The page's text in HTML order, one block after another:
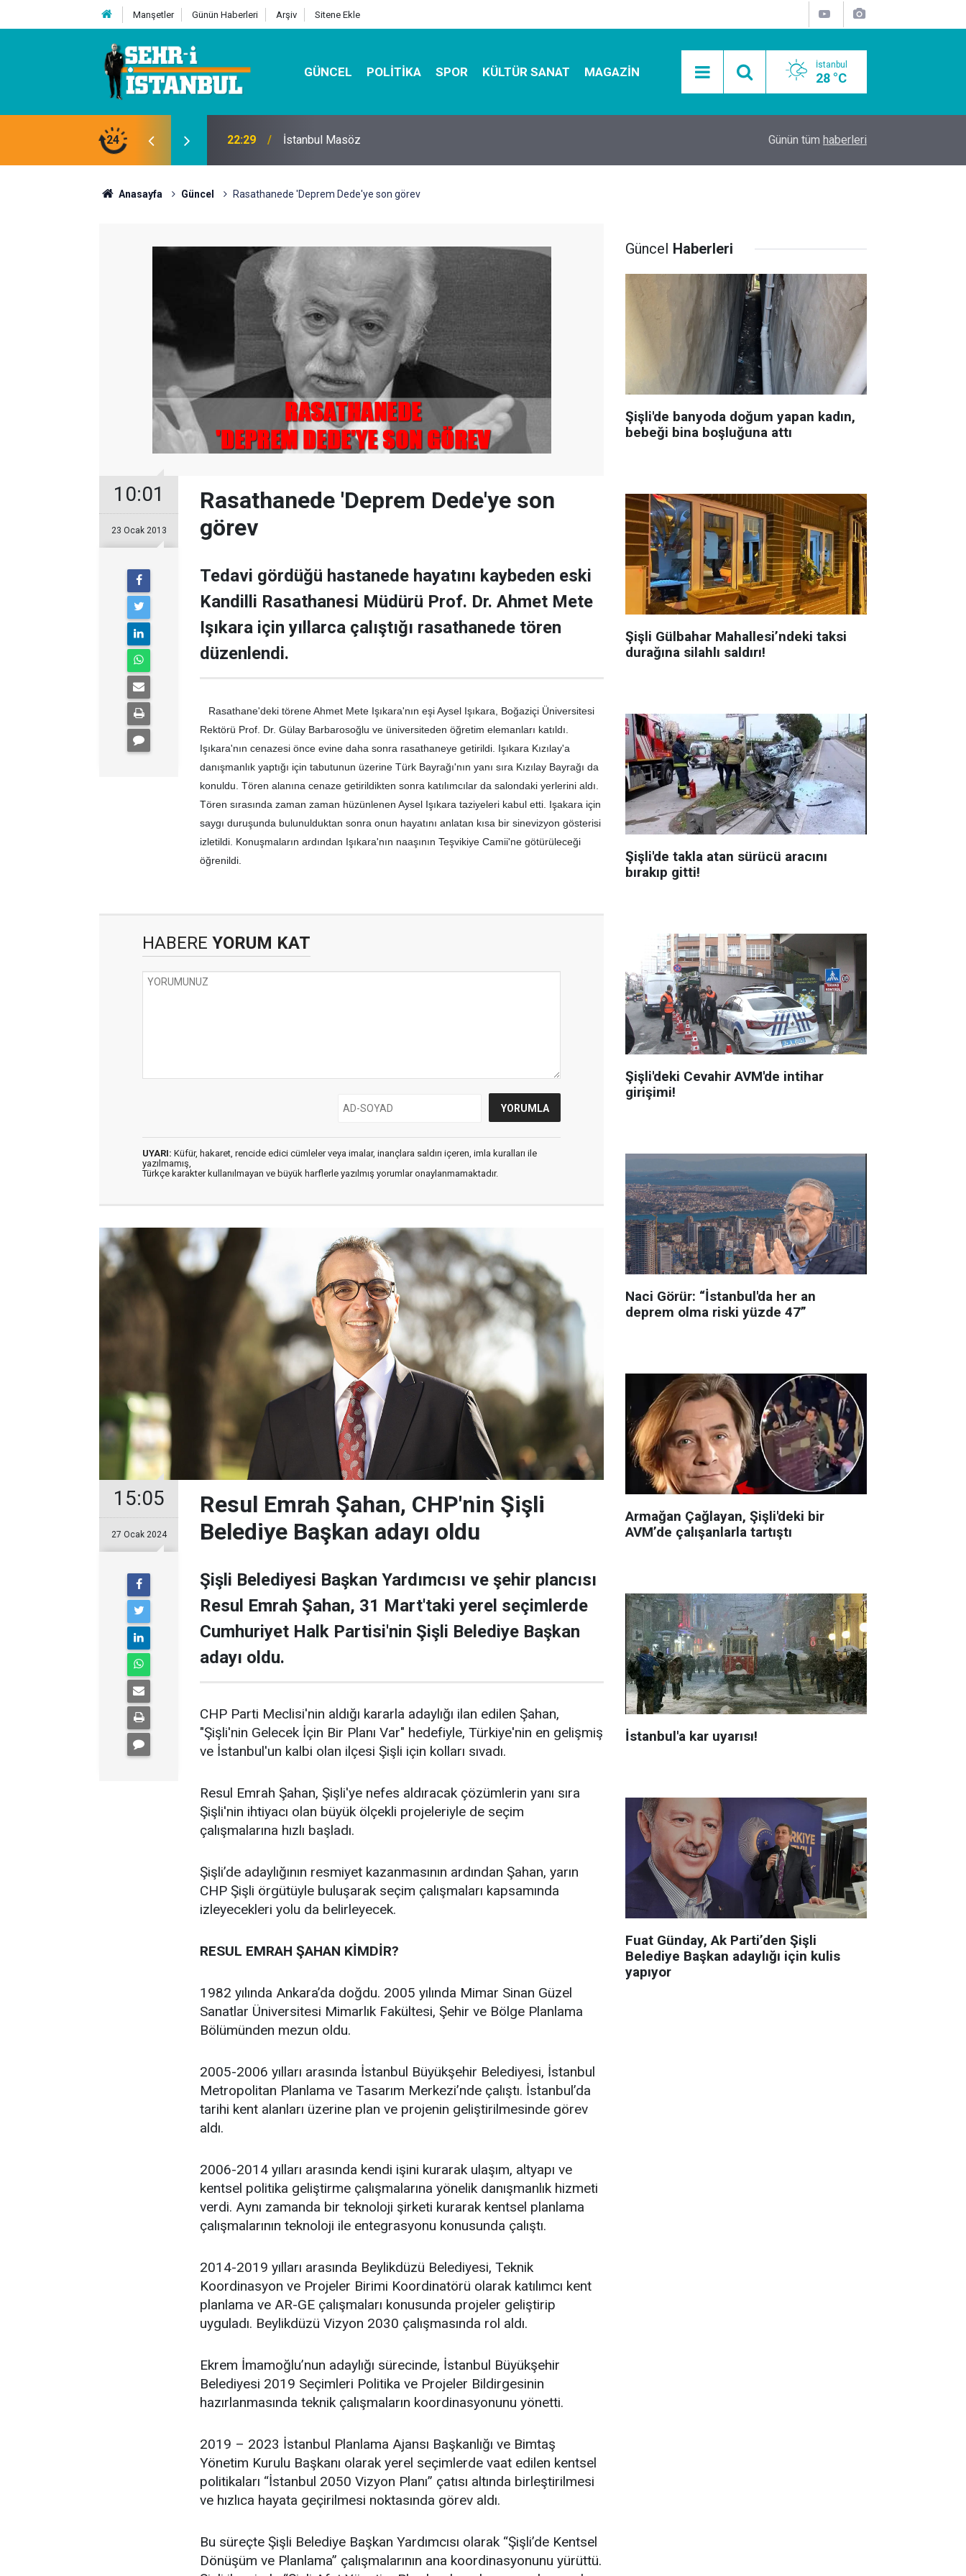
Manşetler Günün Haberleri Arşiv Sitene Ekle
GÜNCEL POLITIKA SPOR KÜLTÜR SANAT MAGAZIN İstanbul
28 °C
24 07:32 Kutu Sihirbazı ile Estetik, Dayanıklı ve Çevre Dostu Ambalaj Mobil Araçlarla Hayır Lokması Dağıtımının
Günün tüm haberleri
Anasayfa Güncel Rasathanede 'Deprem Dede'ye son görev
10:01
23 Ocak 2013
Rasathanede 'Deprem Dede'ye son
görev
Tedavi gördüğü hastanede hayatını kaybeden eski
Kandilli Rasathanesi Müdürü Prof. Dr. Ahmet Mete
Işıkara için yıllarca çalıştığı rasathanede tören
düzenlendi.
Rasathane'deki törene Ahmet Mete Işıkara'nın eşi Aysel Işıkara, Boğaziçi Üniversitesi
Rektörü Prof. Dr. Gülay Barbarosoğlu ve üniversiteden öğretim elemanları katıldı.
Işıkara'nın cenazesi önce evine daha sonra rasathaneye getirildi. Işıkara Kızılay'a
danışmanlık yaptığı için tabutunun üzerine Türk Bayrağı'nın yanı sıra Kızılay Bayrağı da
konuldu. Tören alanına cenaze getirildikten sonra katılımcılar da salondaki yerlerini aldı.
Tören sırasında zaman zaman hüzünlenen Aysel Işıkara taziyeleri kabul etti. Işakara için
saygı duruşunda bulunulduktan sonra onun hayatını anlatan kısa bir sinevizyon gösterisi
izletildi. Konuşmaların ardından Işıkara'nın naaşının Teşvikiye Camii'ne götürüleceği
öğrenildi.
HABERE YORUM KAT
UYARI: Küfür, hakaret, rencide edici cümleler veya imalar, inançlara saldırı içeren, imla kuralları ile
yazılmamış,
Türkçe karakter kullanılmayan ve büyük harflerle yazılmış yorumlar onaylanmamaktadır.
15:05
27 Ocak 2024
Resul Emrah Şahan, CHP'nin Şişli
Belediye Başkan adayı oldu
Şişli Belediyesi Başkan Yardımcısı ve şehir plancısı
Resul Emrah Şahan, 31 Mart'taki yerel seçimlerde
Cumhuriyet Halk Partisi'nin Şişli Belediye Başkan
adayı oldu.
CHP Parti Meclisi'nin aldığı kararla adaylığı ilan edilen Şahan,
"Şişli'nin Gelecek İçin Bir Planı Var" hedefiyle, Türkiye'nin en gelişmiş
ve İstanbul'un kalbi olan ilçesi Şişli için kolları sıvadı.
Resul Emrah Şahan, Şişli'ye nefes aldıracak çözümlerin yanı sıra
Şişli'nin ihtiyacı olan büyük ölçekli projeleriyle de seçim
çalışmalarına hızlı başladı.
Şişli’de adaylığının resmiyet kazanmasının ardından Şahan, yarın
CHP Şişli örgütüyle buluşarak seçim çalışmaları kapsamında
izleyecekleri yolu da belirleyecek.
RESUL EMRAH ŞAHAN KİMDİR?
1982 yılında Ankara’da doğdu. 2005 yılında Mimar Sinan Güzel
Sanatlar Üniversitesi Mimarlık Fakültesi, Şehir ve Bölge Planlama
Bölümünden mezun oldu.
2005-2006 yılları arasında İstanbul Büyükşehir Belediyesi, İstanbul
Metropolitan Planlama ve Tasarım Merkezi’nde çalıştı. İstanbul’da
tarihi kent alanları üzerine plan ve projenin geliştirilmesinde görev
aldı.
2006-2014 yılları arasında kendi işini kurarak ulaşım, altyapı ve
kentsel politika geliştirme çalışmalarına yönelik danışmanlık hizmeti
verdi. Aynı zamanda bir teknoloji şirketi kurarak kentsel planlama
çalışmalarının teknoloji ile entegrasyonu konusunda çalıştı.
2014-2019 yılları arasında Beylikdüzü Belediyesi, Teknik
Koordinasyon ve Projeler Birimi Koordinatörü olarak katılımcı kent
planlama ve AR-GE çalışmaları konusunda projeler geliştirip
uyguladı. Beylikdüzü Vizyon 2030 çalışmasında rol aldı.
Ekrem İmamoğlu’nun adaylığı sürecinde, İstanbul Büyükşehir
Belediyesi 2019 Seçimleri Politika ve Projeler Bildirgesinin
hazırlanmasında teknik çalışmaların koordinasyonunu yönetti.
2019 – 2023 İstanbul Planlama Ajansı Başkanlığı ve Bimtaş
Yönetim Kurulu Başkanı olarak yerel seçimlerde vaat edilen kentsel
politikaları “İstanbul 2050 Vizyon Planı” çatısı altında birleştirilmesi
ve hızlıca hayata geçirilmesi noktasında görev aldı.
Bu süreçte Şişli Belediye Başkan Yardımcısı olarak “Şişli’de Kentsel
Dönüşüm ve Planlama” çalışmalarının ana koordinasyonunu yürüttü.
Güncel Haberleri
Şişli'de banyoda doğum yapan kadın,
bebeği bina boşluğuna attı
Şişli Gülbahar Mahallesi’ndeki taksi
durağına silahlı saldırı!
Şişli'de takla atan sürücü aracını
bırakıp gitti!
Şişli'deki Cevahir AVM'de intihar
girişimi!
Naci Görür: “İstanbul'da her an
deprem olma riski yüzde 47”
Armağan Çağlayan, Şişli'deki bir
AVM’de çalışanlarla tartıştı
İstanbul'a kar uyarısı!
Fuat Günday, Ak Parti’den Şişli
Belediye Başkan adaylığı için kulis
yapıyor